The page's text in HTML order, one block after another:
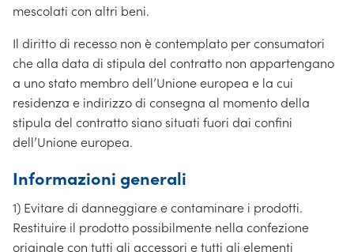
mescolati con altri beni.
Il diritto di recesso non è contemplato per consumatori
che alla data di stipula del contratto non appartengano
a uno stato membro dell’Unione europea e la cui
residenza e indirizzo di consegna al momento della
stipula del contratto siano situati fuori dai confini
dell’Unione europea.
Informazioni generali
1) Evitare di danneggiare e contaminare i prodotti.
Restituire il prodotto possibilmente nella confezione
originale con tutti gli accessori e tutti gli elementi